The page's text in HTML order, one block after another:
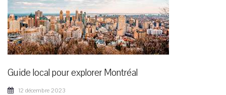
Guide local pour explorer Montréal
12 décembre 2023